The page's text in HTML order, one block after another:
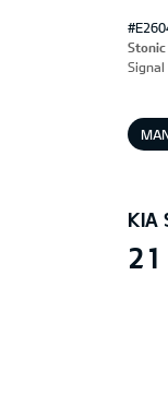
Stonic
Signal
KIA